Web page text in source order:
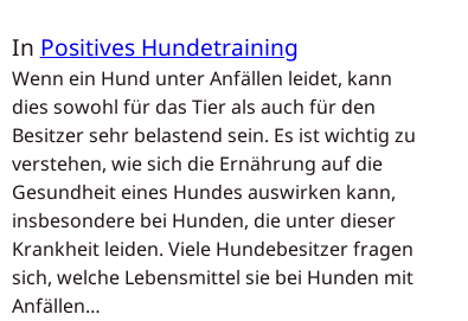
In Positives Hundetraining
Wenn ein Hund unter Anfällen leidet, kann
dies sowohl für das Tier als auch für den
Besitzer sehr belastend sein. Es ist wichtig zu
verstehen, wie sich die Ernährung auf die
Gesundheit eines Hundes auswirken kann,
insbesondere bei Hunden, die unter dieser
Krankheit leiden. Viele Hundebesitzer fragen
sich, welche Lebensmittel sie bei Hunden mit
Anfällen…